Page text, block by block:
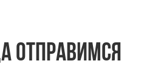
отправимся